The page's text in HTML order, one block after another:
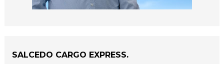
SALCEDO CARGO EXPRESS.